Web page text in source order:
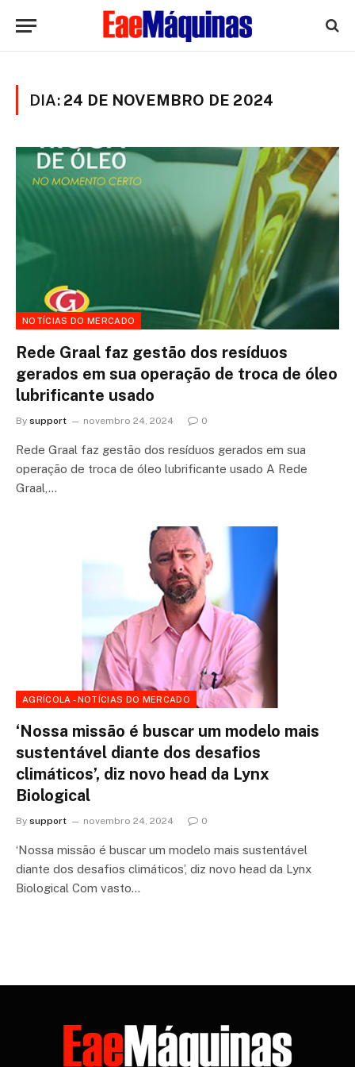
DIA: 24 DE NOVEMBRO DE 2024
NOTÍCIAS DO MERCADO
Rede Graal faz gestão dos resíduos
gerados em sua operação de troca de óleo
lubrificante usado
By support novembro 24, 2024 0
Rede Graal faz gestão dos resíduos gerados em sua
operação de troca de óleo lubrificante usado A Rede
Graal,…
AGRÍCOLA - NOTÍCIAS DO MERCADO
‘Nossa missão é buscar um modelo mais
sustentável diante dos desafios
climáticos’, diz novo head da Lynx
Biological
By support novembro 24, 2024 0
‘Nossa missão é buscar um modelo mais sustentável
diante dos desafios climáticos’, diz novo head da Lynx
Biological Com vasto…